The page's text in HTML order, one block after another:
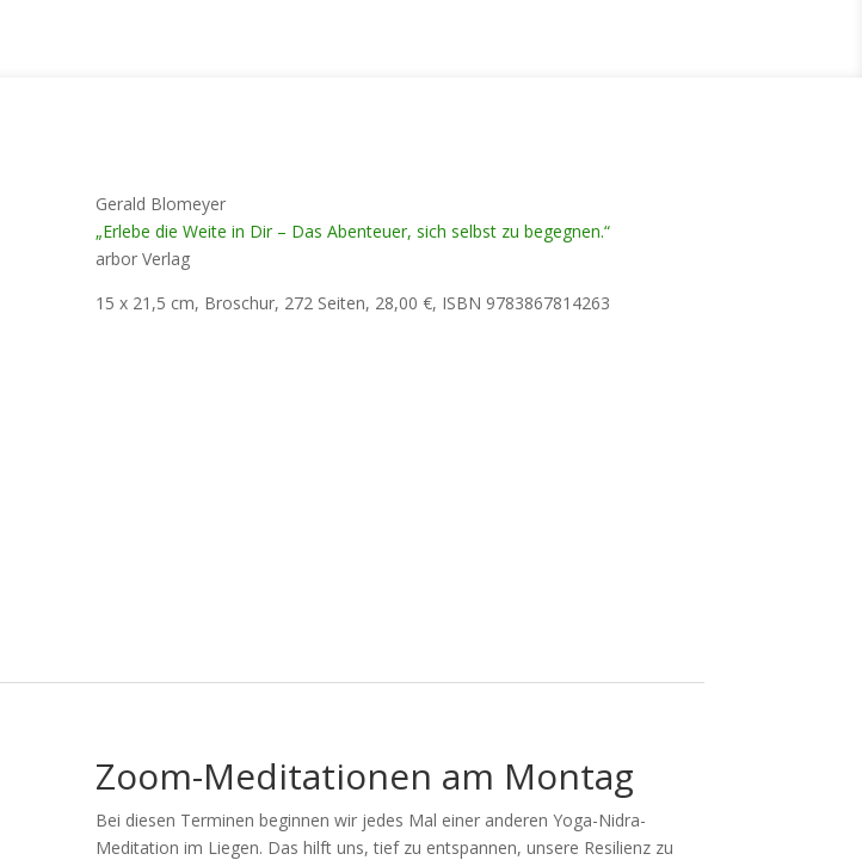
Gerald Blomeyer
„Erlebe die Weite in Dir – Das Abenteuer, sich selbst zu begegnen.“
arbor Verlag
15 x 21,5 cm, Broschur, 272 Seiten, 28,00 €, ISBN 9783867814263
Zoom-Meditationen am Montag
Bei diesen Terminen beginnen wir jedes Mal einer anderen Yoga-Nidra-
Meditation im Liegen. Das hilft uns, tief zu entspannen, unsere Resilienz zu